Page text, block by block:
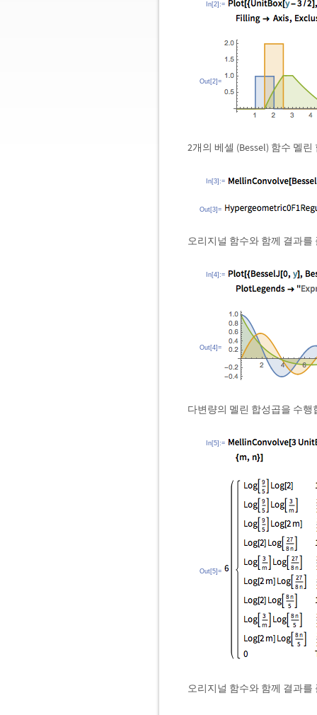
In[2]:=
Out[2]=
2개의 베셀 (Bessel) 함수 멜
In[3]:=
Out[3]=
오리지널 함수와 함께 결과를
In[4]:=
Out[4]=
다변량의 멜린 합성곱을 수행
In[5]:=
Out[5]=
오리지널 함수와 함께 결과를